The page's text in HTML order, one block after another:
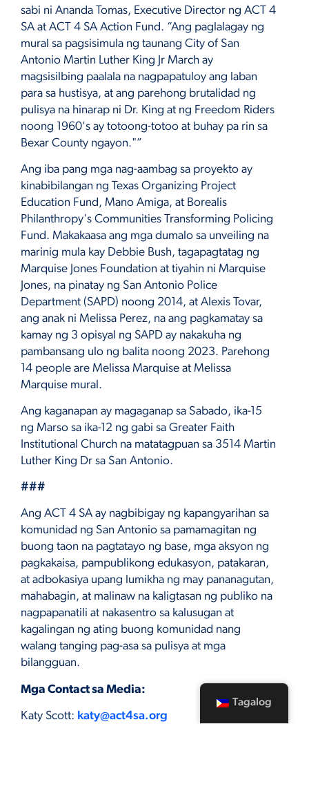
sabi ni Ananda Tomas, Executive Director ng ACT 4
SA at ACT 4 SA Action Fund. “Ang paglalagay ng
mural sa pagsisimula ng taunang City of San
Antonio Martin Luther King Jr March ay
magsisilbing paalala na nagpapatuloy ang laban
para sa hustisya, at ang parehong brutalidad ng
pulisya na hinarap ni Dr. King at ng Freedom Riders
noong 1960's ay totoong-totoo at buhay pa rin sa
Bexar County ngayon."”
Ang iba pang mga nag-aambag sa proyekto ay
kinabibilangan ng Texas Organizing Project
Education Fund, Mano Amiga, at Borealis
Philanthropy's Communities Transforming Policing
Fund. Makakaasa ang mga dumalo sa unveiling na
marinig mula kay Debbie Bush, tagapagtatag ng
Marquise Jones Foundation at tiyahin ni Marquise
Jones, na pinatay ng San Antonio Police
Department (SAPD) noong 2014, at Alexis Tovar,
ang anak ni Melissa Perez, na ang pagkamatay sa
kamay ng 3 opisyal ng SAPD ay nakakuha ng
pambansang ulo ng balita noong 2023. Parehong
14 people are Melissa Marquise at Melissa
Marquise mural.
Ang kaganapan ay magaganap sa Sabado, ika-15
ng Marso sa ika-12 ng gabi sa Greater Faith
Institutional Church na matatagpuan sa 3514 Martin
Luther King Dr sa San Antonio.
###
Ang ACT 4 SA ay nagbibigay ng kapangyarihan sa
komunidad ng San Antonio sa pamamagitan ng
buong taon na pagtatayo ng base, mga aksyon ng
pagkakaisa, pampublikong edukasyon, patakaran,
at adbokasiya upang lumikha ng may pananagutan,
mahabagin, at malinaw na kaligtasan ng publiko na
nagpapanatili at nakasentro sa kalusugan at
kagalingan ng ating buong komunidad nang
walang tanging pag-asa sa pulisya at mga
bilangguan.
Mga Contact sa Media:
Katy Scott: katy@act4sa.org
Tagalog